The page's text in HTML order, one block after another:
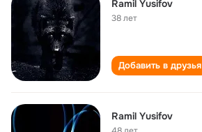
Ramil Yusifov
38 лет
Добавить в друзья
Ramil Yusifov